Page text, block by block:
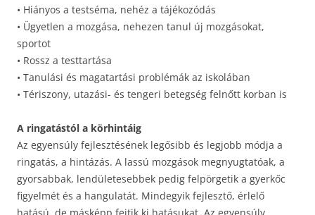
• Hiányos a testséma, nehéz a tájékozódás
• Ügyetlen a mozgása, nehezen tanul új mozgásokat,
sportot
• Rossz a testtartása
• Tanulási és magatartási problémák az iskolában
• Tériszony, utazási- és tengeri betegség felnőtt korban is
A ringatástól a körhintáig
Az egyensúly fejlesztésének legősibb és legjobb módja a
ringatás, a hintázás. A lassú mozgások megnyugtatóak, a
gyorsabbak, lendületesebbek pedig felpörgetik a gyerkőc
figyelmét és a hangulatát. Mindegyik fejlesztő, érlelő